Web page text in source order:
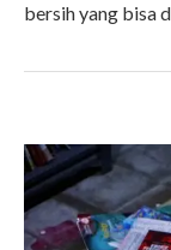
bersih yang bisa